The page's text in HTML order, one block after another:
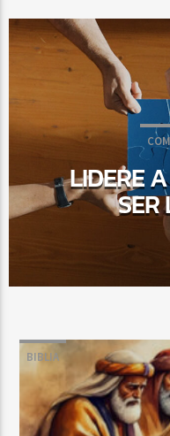
LIDERE
SER
BIBLIA